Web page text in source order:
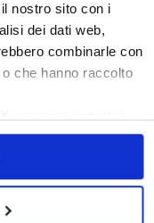
nostro sito con i
dei dati web,
combinarle con
che hanno raccolto
Cerca